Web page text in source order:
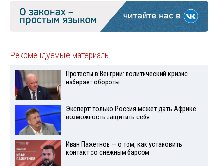
Рекомендуемые материалы
Протесты в Венгрии: политический кризис
набирает обороты
Эксперт: только Россия может дать Африке
возможность защитить себя
Иван Пажетнов — о том, как установить
контакт со снежным барсом